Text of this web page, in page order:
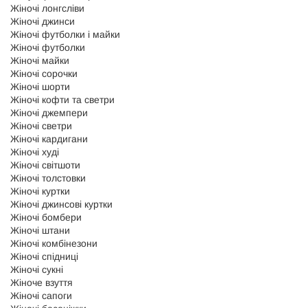
Жіночі лонгсліви
Жіночі джинси
Жіночі футболки і майки
Жіночі футболки
Жіночі майки
Жіночі сорочки
Жіночі шорти
Жіночі кофти та светри
Жіночі джемпери
Жіночі светри
Жіночі кардигани
Жіночі худі
Жіночі світшоти
Жіночі толстовки
Жіночі куртки
Жіночі джинсові куртки
Жіночі бомбери
Жіночі штани
Жіночі комбінезони
Жіночі спідниці
Жіночі сукні
Жіноче взуття
Жіночі сапоги